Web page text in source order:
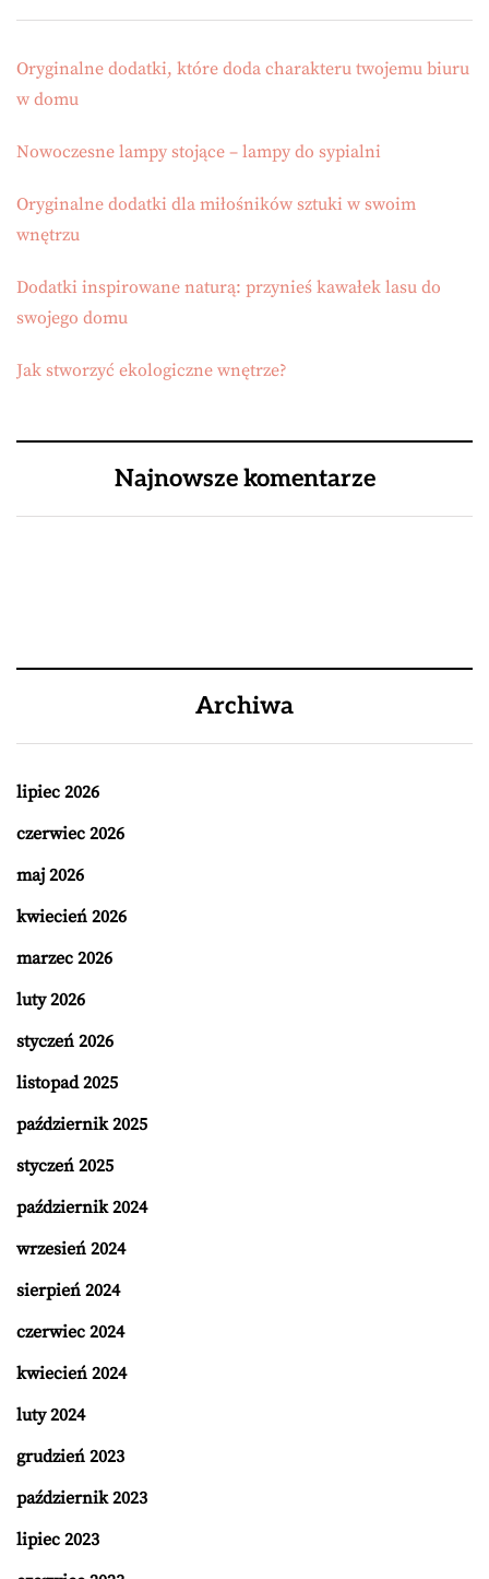
Oryginalne dodatki, które doda charakteru twojemu biuru
w domu
Nowoczesne lampy stojące – lampy do sypialni
Oryginalne dodatki dla miłośników sztuki w swoim
wnętrzu
Dodatki inspirowane naturą: przynieś kawałek lasu do
swojego domu
Jak stworzyć ekologiczne wnętrze?
Najnowsze komentarze
Archiwa
lipiec 2026
czerwiec 2026
maj 2026
kwiecień 2026
marzec 2026
luty 2026
styczeń 2026
listopad 2025
październik 2025
styczeń 2025
październik 2024
wrzesień 2024
sierpień 2024
czerwiec 2024
kwiecień 2024
luty 2024
grudzień 2023
październik 2023
lipiec 2023